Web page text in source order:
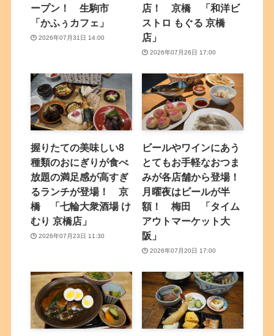
ープン！ 生駒市
「かふぅカフェ」
2026年07月31日 14:00
店！ 京橋 「和洋ビ
ストロ もぐる 京橋
店」
2026年07月26日 17:00
握りたての美味しい8
種類のおにぎりが食べ
放題の満足感が高すぎ
るランチが登場！ 京
橋 「七輪大衆酒場 け
むり 京橋店」
2026年07月23日 11:30
ビールやワインにあう
とてもお手軽なおつま
みが各店舗から登場！
月曜夜はビールが半
額！ 梅田 「タイム
アウトマーケット大
阪」
2026年07月20日 17:00